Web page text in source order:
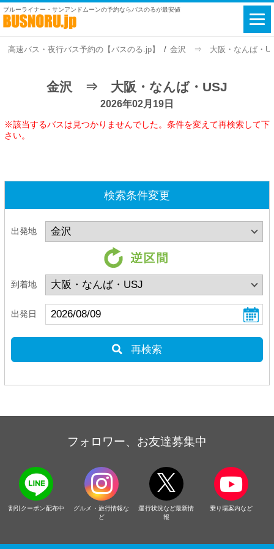
ブルーライナー・サンアンドムーンの予約ならバスのるが最安値
高速バス・夜行バス予約の【バスのる.jp】 金沢 ⇒ 大阪・なんば・
金沢 ⇒ 大阪・なんば・USJ
2026年02月19日
※該当するバスは見つかりませんでした。条件を変えて再検索して下
さい。
検索条件変更
出発地
到着地
出発日
再検索
フォロワー、お友達募集中
割引クーポン配布中
グルメ・旅行情報な
ど
運行状況など最新情
報
乗り場案内など